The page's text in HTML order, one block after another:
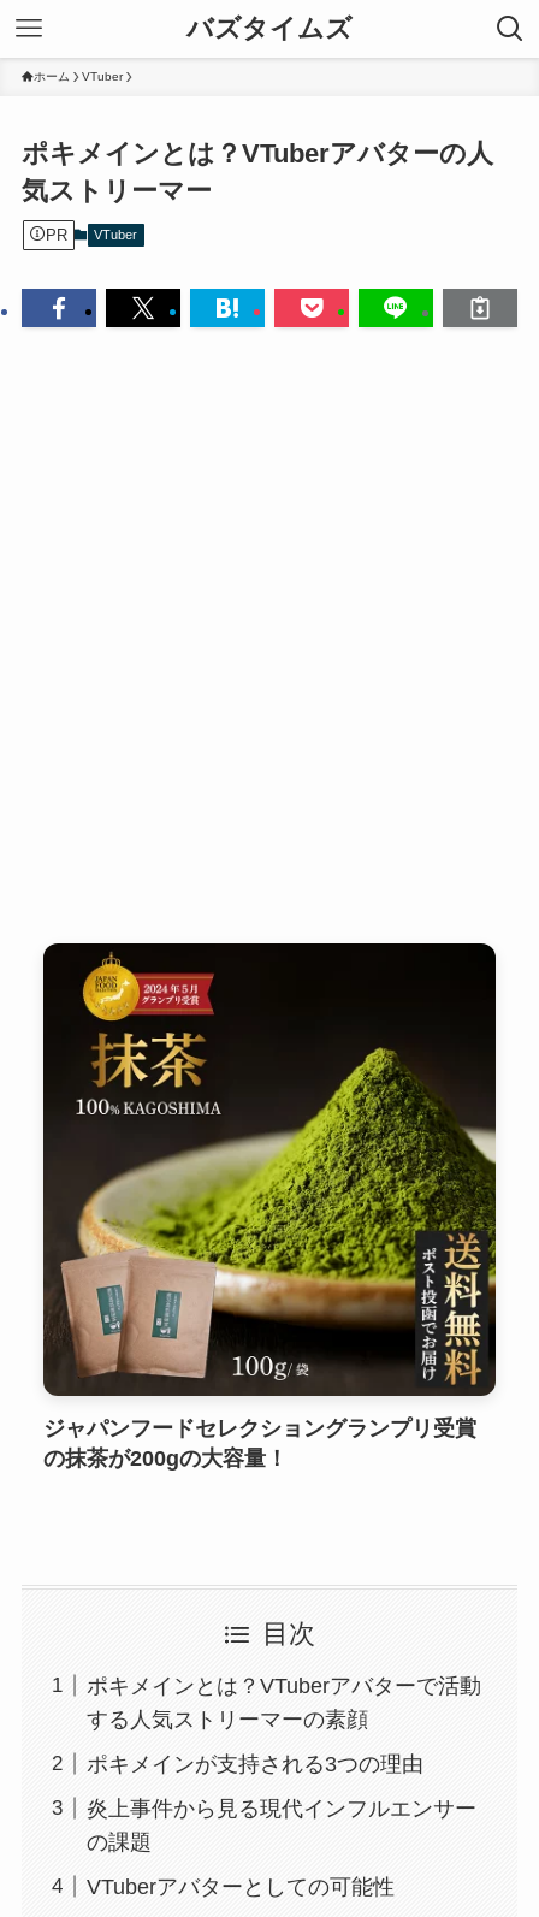
バズタイムズ
ホーム VTuber
ポキメインとは？VTuberアバターの人
気ストリーマー
PR VTuber
ジャパンフードセレクショングランプリ受賞
の抹茶が200gの大容量！
目次
ポキメインとは？VTuberアバターで活動
する人気ストリーマーの素顔
ポキメインが支持される3つの理由
炎上事件から見る現代インフルエンサー
の課題
VTuberアバターとしての可能性